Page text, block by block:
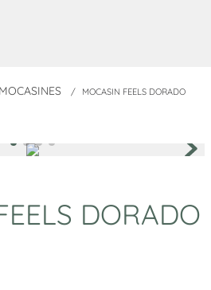
MOCASINES MOCASIN FEELS DORADO
DORADO